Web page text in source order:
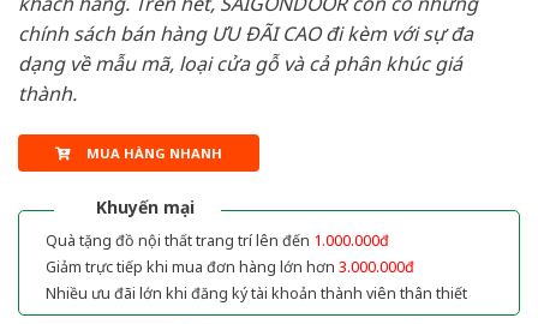
chính sách bán hàng ƯU ĐÃI CAO đi kèm với sự đa
dạng về mẫu mã, loại cửa gỗ và cả phân khúc giá
thành.
MUA HÀNG NHANH
Khuyến mại
Quà tặng đồ nội thất trang trí lên đến 1.000.000đ
Giảm trực tiếp khi mua đơn hàng lớn hơn 3.000.000đ
Nhiều ưu đãi lớn khi đăng ký tài khoản thành viên thân thiết